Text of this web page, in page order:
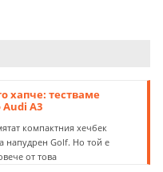
хапче: тестваме
Audi A3
компактния хечбек
напудрен Golf. Но той е
от това